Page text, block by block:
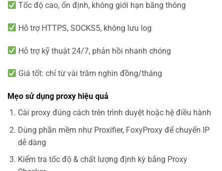
Tốc độ cao, ổn định, không giới hạn băng thông
Hỗ trợ HTTPS, SOCKS5, không lưu log
Hỗ trợ kỹ thuật 24/7, phản hồi nhanh chóng
Giá tốt: chỉ từ vài trăm nghìn đồng/tháng
Mẹo sử dụng proxy hiệu quả
Cài proxy đúng cách trên trình duyệt hoặc hệ điều hành
Dùng phần mềm như Proxifier, FoxyProxy để chuyển IP
dễ dàng
Kiểm tra tốc độ & chất lượng định kỳ bằng Proxy